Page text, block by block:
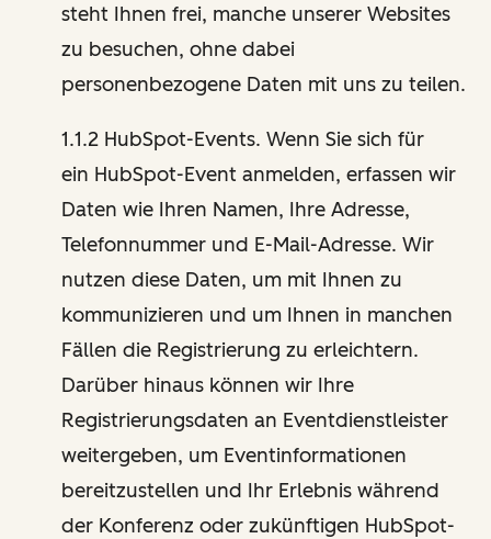
steht Ihnen frei, manche unserer Websites
zu besuchen, ohne dabei
personenbezogene Daten mit uns zu teilen.
1.1.2 HubSpot-Events. Wenn Sie sich für
ein HubSpot-Event anmelden, erfassen wir
Daten wie Ihren Namen, Ihre Adresse,
Telefonnummer und E-Mail-Adresse. Wir
nutzen diese Daten, um mit Ihnen zu
kommunizieren und um Ihnen in manchen
Fällen die Registrierung zu erleichtern.
Darüber hinaus können wir Ihre
Registrierungsdaten an Eventdienstleister
weitergeben, um Eventinformationen
bereitzustellen und Ihr Erlebnis während
der Konferenz oder zukünftigen HubSpot-